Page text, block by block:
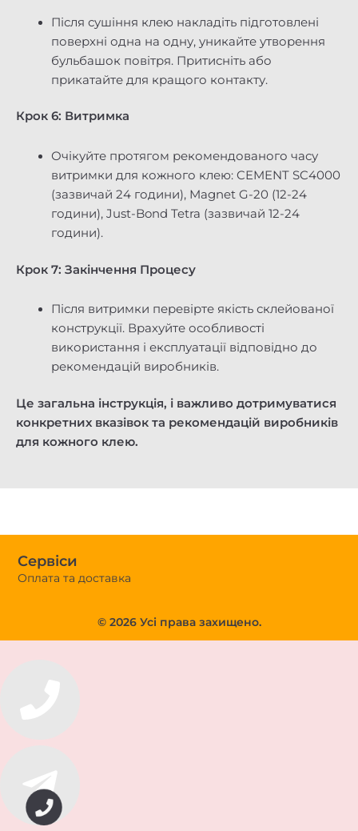
Після сушіння клею накладіть підготовлені
поверхні одна на одну, уникайте утворення
бульбашок повітря. Притисніть або
прикатайте для кращого контакту.
Крок 6: Витримка
Очікуйте протягом рекомендованого часу
витримки для кожного клею: CEMENT SC4000
(зазвичай 24 години), Magnet G-20 (12-24
години), Just-Bond Tetra (зазвичай 12-24
години).
Крок 7: Закінчення Процесу
Після витримки перевірте якість склейованої
конструкції. Врахуйте особливості
використання і експлуатації відповідно до
рекомендацій виробників.
Це загальна інструкція, і важливо дотримуватися
конкретних вказівок та рекомендацій виробників
для кожного клею.
Сервіси
Оплата та доставка
© 2026 Усі права захищено.